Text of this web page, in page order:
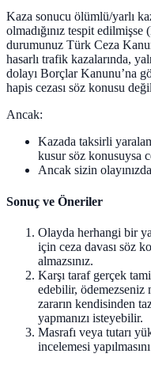
Kaza sonucu ölümlü/yarlı
olmadığınız tespit
durumunuz Türk Ceza
hasarlı trafik kazalarında,
dolayı Borçlar Kanunu’na
hapis cezası söz konusu
Ancak:
Kazada taksirli
kusur söz konusuysa
Ancak sizin
Sonuç ve Öneriler
Olayda herhangi bir
için ceza davası söz
almazsınız.
Karşı taraf gerçek
edebilir,
zararın kendisinden
yapmanızı isteyebilir.
Masrafı veya tutarı
incelemesi